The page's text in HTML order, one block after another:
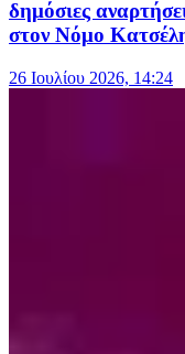
δημόσιες
στον Νόμο
26 Ιουλίου 2026, 14:24